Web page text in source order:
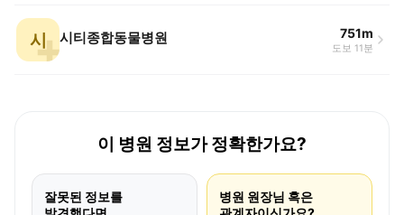
시 시티종합동물병원 751m
도보 11분
이 병원 정보가 정확한가요?
잘못된 정보를
병원 원장님 혹은